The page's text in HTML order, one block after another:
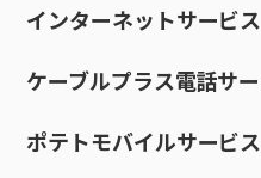
新居をご検討中の方へ
ポテトを導入している集
サポートサービス
新着情報
サービス案内
ケーブルテレビトップ
チャンネル紹介
インターネットトップ
固定電話
コミチャン
お困りの方はこちら
会社案内
旭川ケーブル
多チャンネ
旭川ケーブル
インターネットサービス
旭川ケーブル
インターネット
インターネッ
ケーブルプラス電話サ
ケーブルプラス電
設備の設置及び
ポテトモバイルサービス